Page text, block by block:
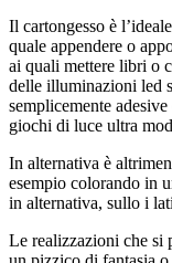
Il cartongesso è
quale appendere o
ai quali mettere libri o
delle illuminazioni led
semplicemente
giochi di luce ultra
In alternativa è
esempio colorando in
in alternativa, sullo i
Le realizzazioni che si